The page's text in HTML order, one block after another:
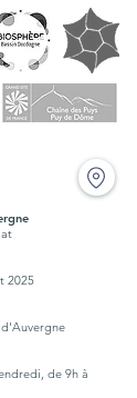
2025
d'Auvergne
de 9h à